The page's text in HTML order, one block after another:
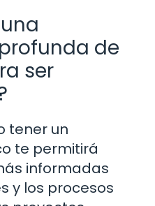
de
ser
tener un
te permitirá
informadas
y los procesos